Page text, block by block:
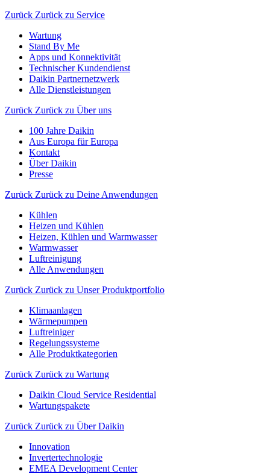
Zurück Zurück zu Service
Wartung
Stand By Me
Apps und Konnektivität
Technischer Kundendienst
Daikin Partnernetzwerk
Alle Dienstleistungen
Zurück Zurück zu Über uns
100 Jahre Daikin
Aus Europa für Europa
Kontakt
Über Daikin
Presse
Zurück Zurück zu Deine Anwendungen
Kühlen
Heizen und Kühlen
Heizen, Kühlen und Warmwasser
Warmwasser
Luftreinigung
Alle Anwendungen
Zurück Zurück zu Unser Produktportfolio
Klimaanlagen
Wärmepumpen
Luftreiniger
Regelungssysteme
Alle Produktkategorien
Zurück Zurück zu Wartung
Daikin Cloud Service Residential
Wartungspakete
Zurück Zurück zu Über Daikin
Innovation
Invertertechnologie
EMEA Development Center